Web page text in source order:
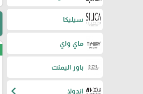
سيليكا
ماي واي
باور اليمنت
اندولا chevron_left